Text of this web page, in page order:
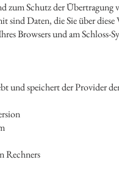
zum Schutz der Übertragung
sind Daten, die Sie über
Browsers und am Schloss-
und speichert der Provider
Rechners